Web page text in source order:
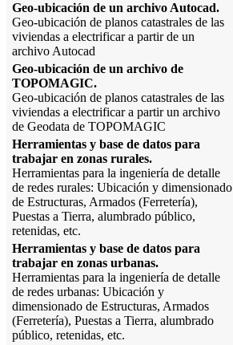
Geo-ubicación de un archivo Autocad.
Geo-ubicación de planos catastrales de las
viviendas a electrificar a partir de un
archivo Autocad
Geo-ubicación de un archivo de
TOPOMAGIC.
Geo-ubicación de planos catastrales de las
viviendas a electrificar a partir un archivo
de Geodata de TOPOMAGIC
Herramientas y base de datos para
trabajar en zonas rurales.
Herramientas para la ingeniería de detalle
de redes rurales: Ubicación y dimensionado
de Estructuras, Armados (Ferretería),
Puestas a Tierra, alumbrado público,
retenidas, etc.
Herramientas y base de datos para
trabajar en zonas urbanas.
Herramientas para la ingeniería de detalle
de redes urbanas: Ubicación y
dimensionado de Estructuras, Armados
(Ferretería), Puestas a Tierra, alumbrado
público, retenidas, etc.